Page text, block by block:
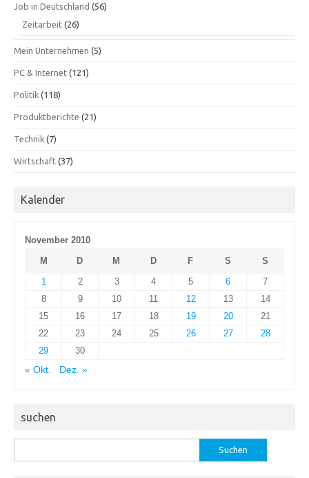
Job in Deutschland (56)
Zeitarbeit (26)
Mein Unternehmen (5)
PC & Internet (121)
Politik (118)
Produktberichte (21)
Technik (7)
Wirtschaft (37)
Kalender
November 2010
M
D M D F S
S
1
2 3 4 5 6
7
8
9 10 11 12 13
14
15
16 17 18 19 20
21
22
23 24 25 26 27
28
29
30
« Okt.
Dez. »
suchen
nach: